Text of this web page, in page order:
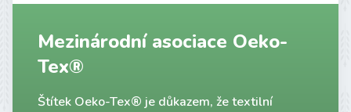
Mezinárodní asociace Oeko-
Tex®
Štítek Oeko-Tex® je důkazem, že textilní